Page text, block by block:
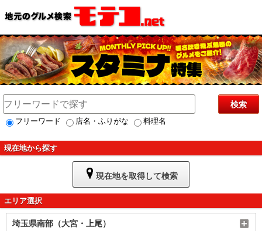
検索
フリーワード 店名・ふりがな 料理名
現在地から探す
現在地を取得して検索
エリア選択
埼玉県南部（大宮・上尾）